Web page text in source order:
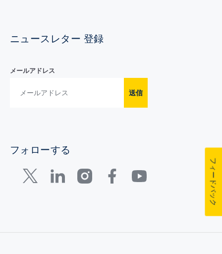
ニュースレター 登録
メールアドレス
送信
フォローする
フィードバック